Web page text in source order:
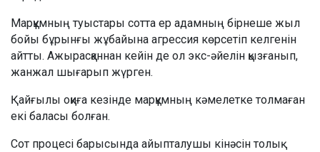
Марқұмның туыстары сотта ер адамның бірнеше жыл
бойы бұрынғы жұбайына агрессия көрсетіп келгенін
айтты. Ажырасқаннан кейін де ол экс-әйелін қызғанып,
жанжал шығарып жүрген.
Қайғылы оқиға кезінде марқұмның кәмелетке толмаған
екі баласы болған.
Сот процесі барысында айыпталушы кінәсін толық